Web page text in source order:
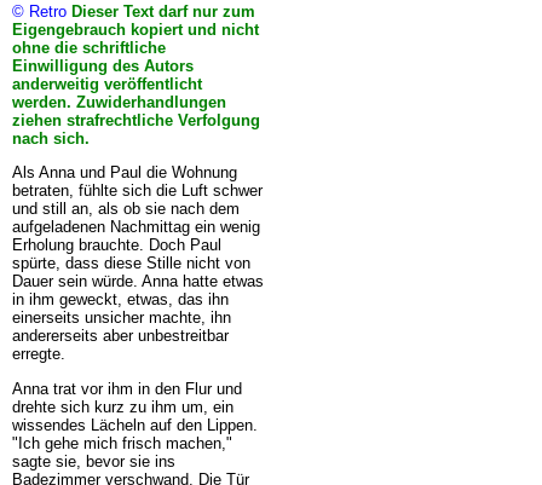
© Retro Dieser Text darf nur zum
Eigengebrauch kopiert und nicht
ohne die schriftliche
Einwilligung des Autors
anderweitig veröffentlicht
werden. Zuwiderhandlungen
ziehen strafrechtliche Verfolgung
nach sich.
Als Anna und Paul die Wohnung
betraten, fühlte sich die Luft schwer
und still an, als ob sie nach dem
aufgeladenen Nachmittag ein wenig
Erholung brauchte. Doch Paul
spürte, dass diese Stille nicht von
Dauer sein würde. Anna hatte etwas
in ihm geweckt, etwas, das ihn
einerseits unsicher machte, ihn
andererseits aber unbestreitbar
erregte.
Anna trat vor ihm in den Flur und
drehte sich kurz zu ihm um, ein
wissendes Lächeln auf den Lippen.
"Ich gehe mich frisch machen,"
sagte sie, bevor sie ins
Badezimmer verschwand. Die Tür